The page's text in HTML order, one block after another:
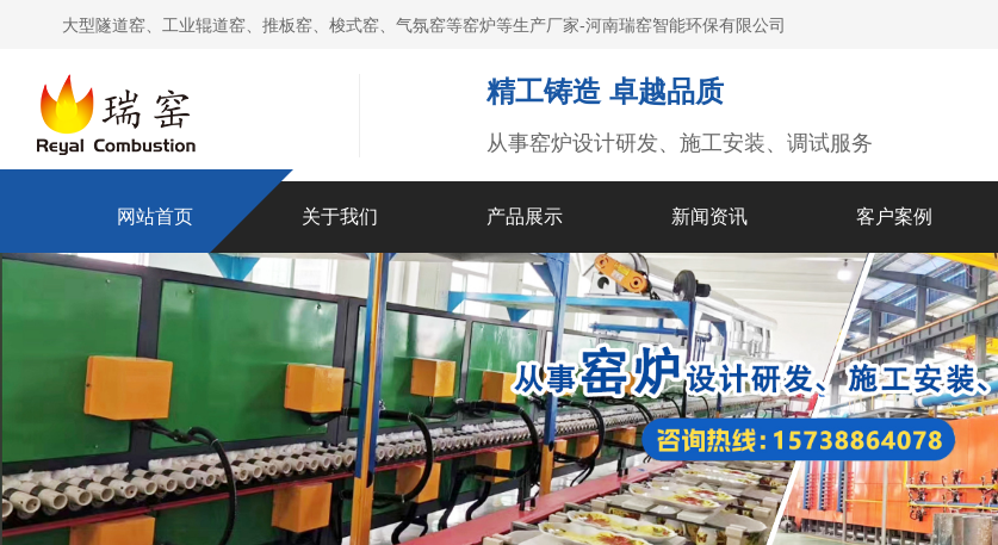
大型隧道窑、工业辊道窑、推板窑、梭式窑、气氛窑等窑炉等生产厂家-河南瑞窑智能环保有限公司
精工铸造 卓越品质
从事窑炉设计研发、施工安装、调试服务
网站首页 关于我们 产品展示 新闻资讯 客户案例